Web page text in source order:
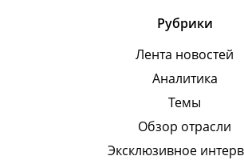
Рубрики
Лента новостей
Аналитика
Темы
Обзор отрасли
Эксклюзивное